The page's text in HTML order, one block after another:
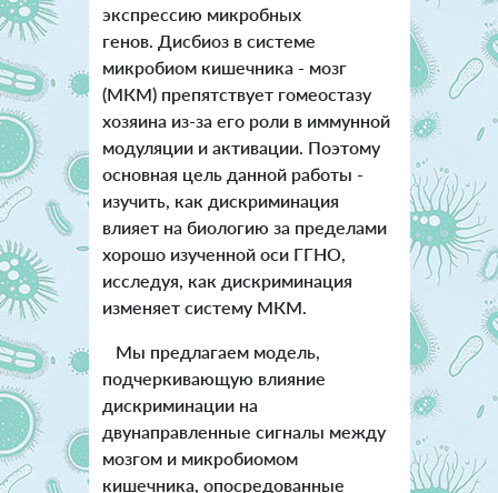
экспрессию микробных
генов. Дисбиоз в системе
микробиом кишечника - мозг
(МКМ) препятствует гомеостазу
хозяина из-за его роли в иммунной
модуляции и активации. Поэтому
основная цель данной работы -
изучить, как дискриминация
влияет на биологию за пределами
хорошо изученной оси ГГНО,
исследуя, как дискриминация
изменяет систему МКМ.
Мы предлагаем модель,
подчеркивающую влияние
дискриминации на
двунаправленные сигналы между
мозгом и микробиомом
кишечника, опосредованные